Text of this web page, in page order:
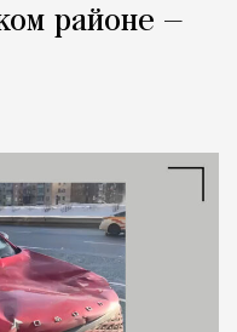
районе —